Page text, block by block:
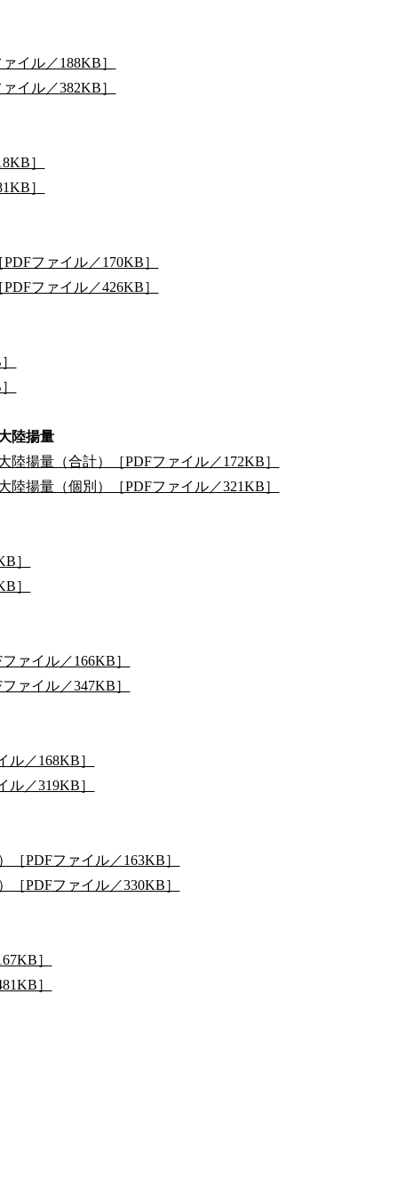
イル／188KB］
イル／382KB］
］
］
ファイル／170KB］
ファイル／426KB］
陸揚量
陸揚量（合計）［PDFファイル／172KB］
陸揚量（個別）［PDFファイル／321KB］
］
］
ァイル／166KB］
ァイル／347KB］
ル／168KB］
ル／319KB］
［PDFファイル／163KB］
［PDFファイル／330KB］
］
］